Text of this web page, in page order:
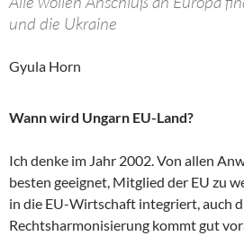
und die Ukraine
Gyula Horn
Wann wird Ungarn EU-Land?
Ich denke im Jahr 2002. Von allen
besten geeignet, Mitglied der EU zu
in die EU-Wirtschaft integriert, auch
Rechtsharmonisierung kommt gut